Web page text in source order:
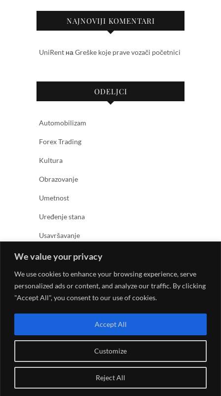
We value your privacy
We use cookies to enhance your browsing experience, serve
personalized ads or content, and analyze our traffic. By clicking
"Accept All", you consent to our use of cookies.
Customize
Reject All
Accept All
NAJNOVIJI KOMENTARI
UniRent на Greške koje prave vozači početnici
ODELJCI
Automobilizam
Forex Trading
Kultura
Obrazovanje
Umetnost
Uređenje stana
Usavršavanje
Zabava
Zanimljivosti
Kreativno umetnički magazin